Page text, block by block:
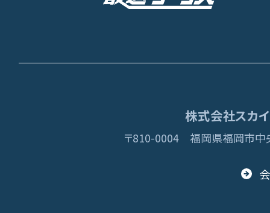
株式会社スカ
〒810-0004 福岡県福岡市